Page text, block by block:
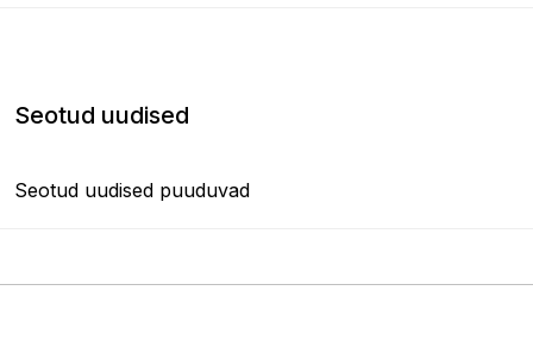
Seotud uudised
Seotud uudised puuduvad